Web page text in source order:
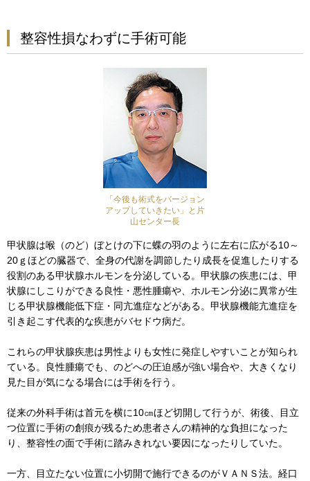
整容性損なわずに手術可能
「今後も術式をバージョン
アップしていきたい」と片
山センター長
甲状腺は喉（のど）ぼとけの下に蝶の羽のように左右に広がる10～
20ｇほどの臓器で、全身の代謝を調節したり成長を促進したりする
役割のある甲状腺ホルモンを分泌している。甲状腺の疾患には、甲
状腺にしこりができる良性・悪性腫瘍や、ホルモン分泌に異常が生
じる甲状腺機能低下症・同亢進症などがある。甲状腺機能亢進症を
引き起こす代表的な疾患がバセドウ病だ。
これらの甲状腺疾患は男性よりも女性に発症しやすいことが知られ
ている。良性腫瘍でも、のどへの圧迫感が強い場合や、大きくなり
見た目が気になる場合には手術を行う。
従来の外科手術は首元を横に10㎝ほど切開して行うが、術後、目立
つ位置に手術の創痕が残るため患者さんの精神的な負担になった
り、整容性の面で手術に踏みきれない要因になったりしていた。
一方、目立たない位置に小切開で施行できるのがＶＡＮＳ法。経口